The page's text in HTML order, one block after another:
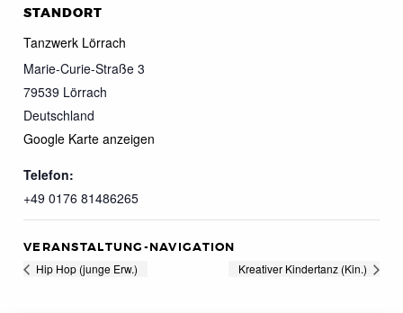
STANDORT
Tanzwerk Lörrach
Marie-Curie-Straße 3
79539 Lörrach
Deutschland
Google Karte anzeigen
Telefon:
+49 0176 81486265
VERANSTALTUNG-NAVIGATION
Hip Hop (junge Erw.) Kreativer Kindertanz (Kin.)